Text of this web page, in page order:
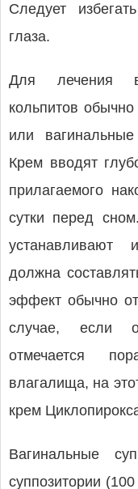
Следует
глаза.
Для лечения
кольпитов
или вагинальные
Крем вводят
прилагаемого
сутки перед
должна
эффект обычно
случае, если
отмечается
влагалища, на
крем
Вагинальные
суппозитории